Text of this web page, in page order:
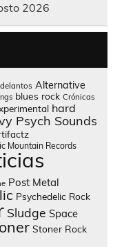
2026
Alternative
blues rock Crónicas
hard
Psych Sounds
Mountain Records
Post Metal
Psychedelic Rock
Sludge Space
Stoner Rock